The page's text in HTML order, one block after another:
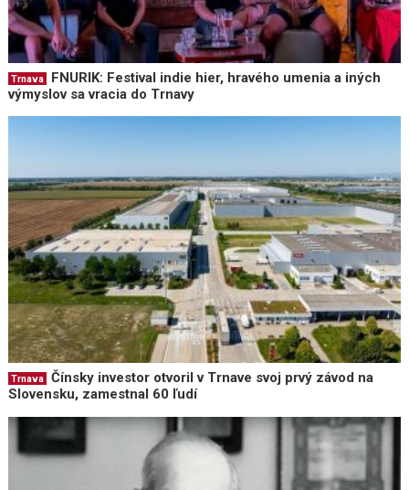
Trnava
FNURIK: Festival indie hier, hravého umenia a iných
výmyslov sa vracia do Trnavy
Trnava
Čínsky investor otvoril v Trnave svoj prvý závod na
Slovensku, zamestnal 60 ľudí